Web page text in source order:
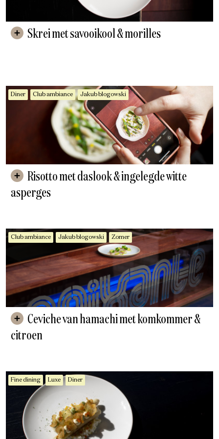
Skrei met savooikool & morilles
Diner Club ambiance Jakub blogowski
asperges
Club ambiance Jakub blogowski Zomer
citroen
Fine dining Luxe Diner